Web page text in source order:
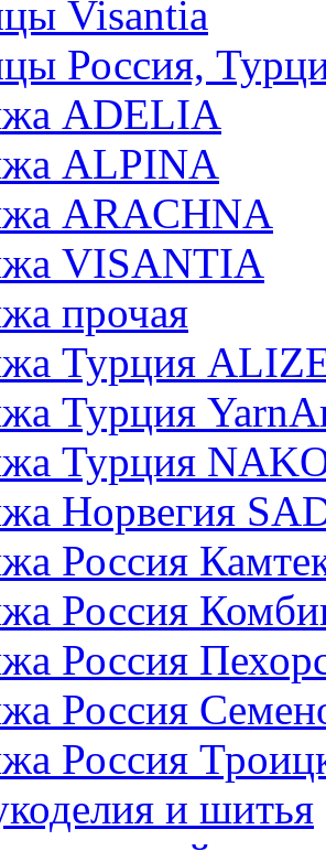
Visantia
Россия,
ADELIA
ALPINA
ARACHNA
VISANTIA
прочая
Турция
Турция
Турция
Норвегия
Россия
Россия
Россия
Россия
Россия
и шитья